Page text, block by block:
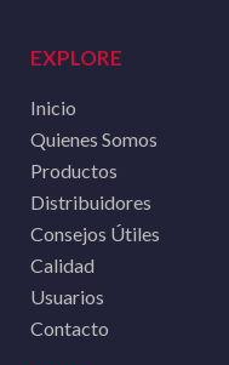
EXPLORE
Inicio
Quienes Somos
Productos
Distribuidores
Consejos Útiles
Calidad
Usuarios
Contacto